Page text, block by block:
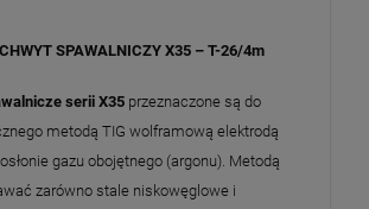
SPAWALNICZY X35 – T-26/4m
serii X35 przeznaczone są do
metodą TIG wolframową elektrodą
gazu obojętnego (argonu). Metodą
zarówno stale niskowęglowe i